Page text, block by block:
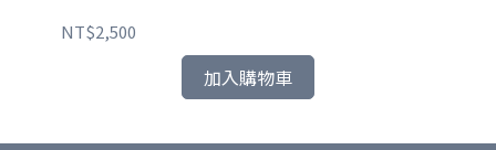
NT$2,500
加入購物車